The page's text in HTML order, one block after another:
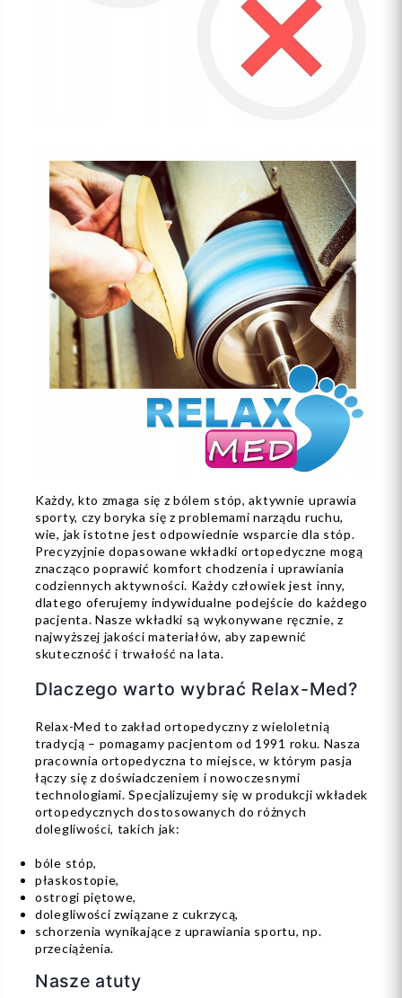
Każdy, kto zmaga się z bólem stóp, aktywnie uprawia
sporty, czy boryka się z problemami narządu ruchu,
wie, jak istotne jest odpowiednie wsparcie dla stóp.
Precyzyjnie dopasowane wkładki ortopedyczne mogą
znacząco poprawić komfort chodzenia i uprawiania
codziennych aktywności. Każdy człowiek jest inny,
dlatego oferujemy indywidualne podejście do każdego
pacjenta. Nasze wkładki są wykonywane ręcznie, z
najwyższej jakości materiałów, aby zapewnić
skuteczność i trwałość na lata.
Dlaczego warto wybrać Relax-Med?
Relax-Med to zakład ortopedyczny z wieloletnią
tradycją – pomagamy pacjentom od 1991 roku. Nasza
pracownia ortopedyczna to miejsce, w którym pasja
łączy się z doświadczeniem i nowoczesnymi
technologiami. Specjalizujemy się w produkcji wkładek
ortopedycznych dostosowanych do różnych
dolegliwości, takich jak:
bóle stóp,
płaskostopie,
ostrogi piętowe,
dolegliwości związane z cukrzycą,
schorzenia wynikające z uprawiania sportu, np.
przeciążenia.
Nasze atuty